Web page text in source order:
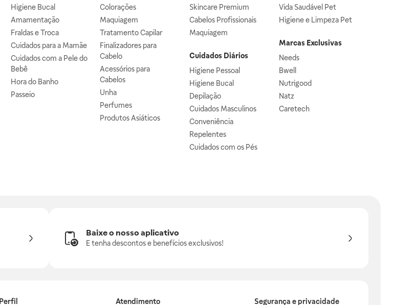
Higiene Bucal
Amamentação
Fraldas e Troca
Cuidados para a Mamãe
Cuidados com a Pele do
Bebê
Hora do Banho
Passeio
Colorações
Maquiagem
Tratamento Capilar
Finalizadores para
Cabelo
Acessórios para
Cabelos
Unha
Perfumes
Produtos Asiáticos
Skincare Premium
Cabelos Profissionais
Maquiagem
Cuidados Diários
Higiene Pessoal
Higiene Bucal
Depilação
Cuidados Masculinos
Conveniência
Repelentes
Cuidados com os Pés
Vida Saudável Pet
Higiene e Limpeza Pet
Marcas Exclusivas
Needs
Bwell
Nutrigood
Natz
Caretech
Baixe o nosso aplicativo
E tenha descontos e benefícios exclusivos!
Perfil
Atendimento
Segurança e privacidade